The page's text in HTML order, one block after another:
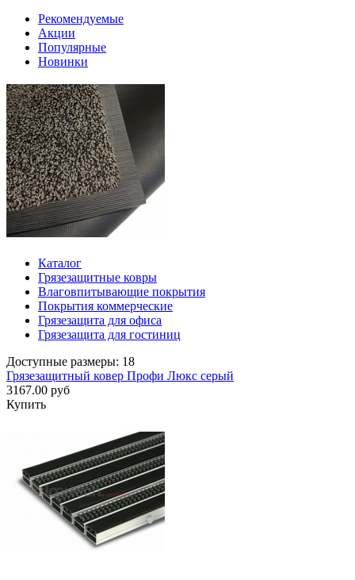
Рекомендуемые
Акции
Популярные
Новинки
Каталог
Грязезащитные ковры
Влаговпитывающие покрытия
Покрытия коммерческие
Грязезащита для офиса
Грязезащита для гостиниц
Доступные размеры: 18
Грязезащитный ковер Профи Люкс серый
3167.00 руб
Купить